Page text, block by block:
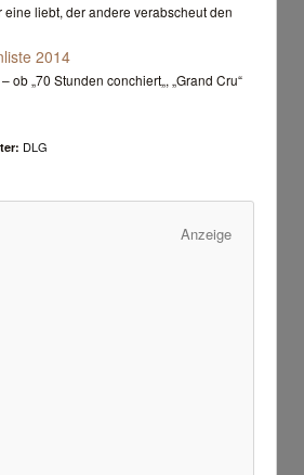
liebt, der andere verabscheut den
2014
ob „70 Stunden conchiert„, „Grand Cru“
DLG
Anzeige